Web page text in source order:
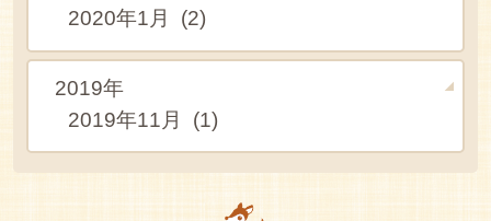
2020年1月 (2)
2019年
2019年11月 (1)